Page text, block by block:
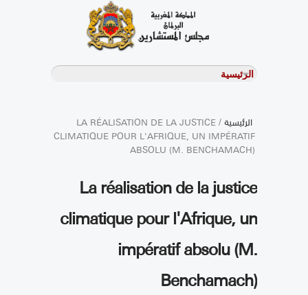
الرئيسية / LA RÉALISATION DE LA JUSTICE
CLIMATIQUE POUR L'AFRIQUE, UN IMPÉRATIF
ABSOLU (M. BENCHAMACH)
La réalisation de la justice
climatique pour l'Afrique, un
impératif absolu (M.
Benchamach)